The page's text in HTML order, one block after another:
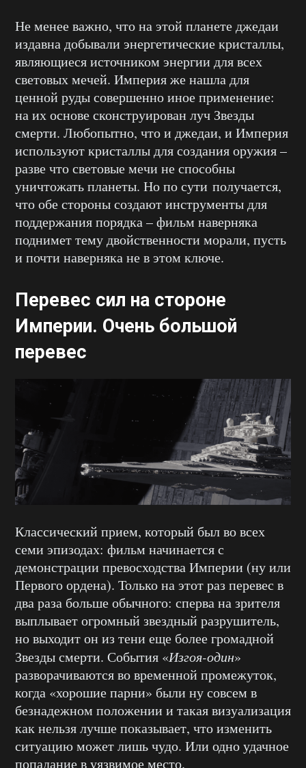
Не менее важно, что на этой планете джедаи
издавна добывали энергетические кристаллы,
являющиеся источником энергии для всех
световых мечей. Империя же нашла для
ценной руды совершенно иное применение:
на их основе сконструирован луч Звезды
смерти. Любопытно, что и джедаи, и Империя
используют кристаллы для создания оружия –
разве что световые мечи не способны
уничтожать планеты. Но по сути получается,
что обе стороны создают инструменты для
поддержания порядка – фильм наверняка
поднимет тему двойственности морали, пусть
и почти наверняка не в этом ключе.
Перевес сил на стороне
Империи. Очень большой
перевес
Классический прием, который был во всех
семи эпизодах: фильм начинается с
демонстрации превосходства Империи (ну или
Первого ордена). Только на этот раз перевес в
два раза больше обычного: сперва на зрителя
выплывает огромный звездный разрушитель,
но выходит он из тени еще более громадной
Звезды смерти. События «Изгоя-один»
разворачиваются во временной промежуток,
когда «хорошие парни» были ну совсем в
безнадежном положении и такая визуализация
как нельзя лучше показывает, что изменить
ситуацию может лишь чудо. Или одно удачное
попадание в уязвимое место.